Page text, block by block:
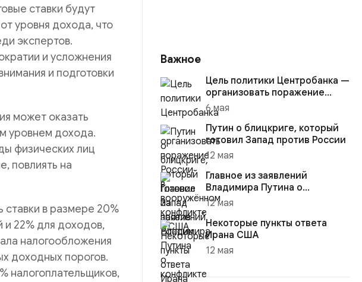
ставки будут
уровня дохода, что
экспертов.
и усложнения
и подготовки
может оказать
уровнем дохода.
физических лиц
повлиять на
ставки в размере 20%
и 22% для доходов,
налогообложения
доходных порогов.
налогоплательщиков,
Важное
Цель политики Центробанка —
организовать поражение
России в вооружённом
конфликте с США
6 мая
Путин о блицкриге, который
готовил Запад против России
12 мая
Главное из заявлений
Владимира Путина о
конфликте на Украине
12 мая
Некоторые пункты ответа
Ирана США
12 мая